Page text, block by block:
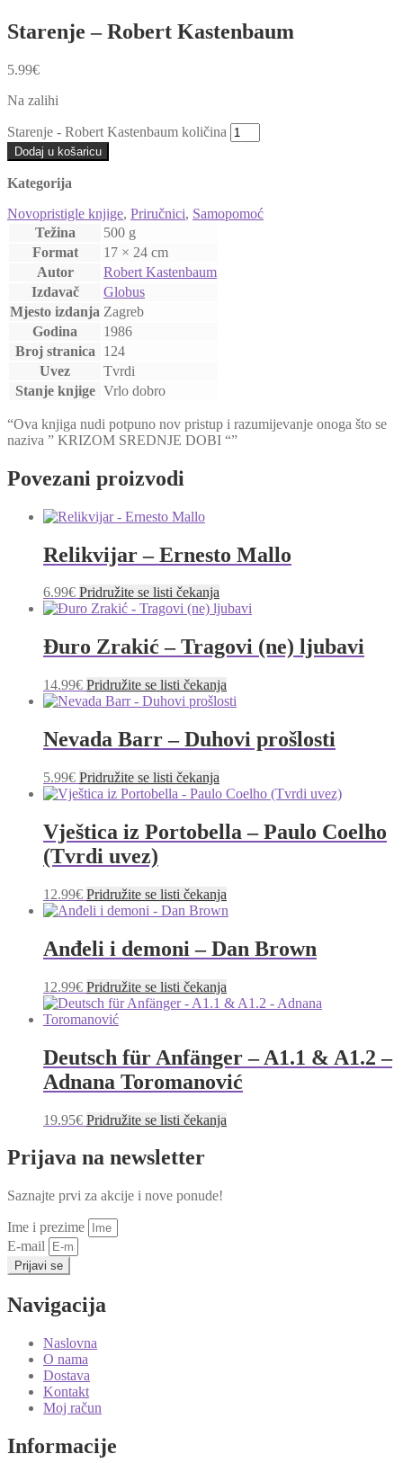
Starenje – Robert Kastenbaum
5.99€
Na zalihi
Starenje - Robert Kastenbaum količina
Dodaj u košaricu
Kategorija
Novopristigle knjige, Priručnici, Samopomoć
Težina
500 g
Format
17 × 24 cm
Autor
Robert Kastenbaum
Izdavač
Globus
Mjesto izdanja Zagreb
Godina
1986
Broj stranica
124
Uvez
Tvrdi
Stanje knjige Vrlo dobro
“Ova knjiga nudi potpuno nov pristup i razumijevanje onoga što se
naziva ” KRIZOM SREDNJE DOBI “”
Povezani proizvodi
Relikvijar – Ernesto Mallo
6.99€ Pridružite se listi čekanja
Đuro Zrakić – Tragovi (ne) ljubavi
14.99€ Pridružite se listi čekanja
Nevada Barr – Duhovi prošlosti
5.99€ Pridružite se listi čekanja
Vještica iz Portobella – Paulo Coelho
(Tvrdi uvez)
12.99€ Pridružite se listi čekanja
Anđeli i demoni – Dan Brown
12.99€ Pridružite se listi čekanja
Deutsch für Anfänger – A1.1 & A1.2 –
Adnana Toromanović
19.95€ Pridružite se listi čekanja
Prijava na newsletter
Saznajte prvi za akcije i nove ponude!
Ime i prezime
E-mail
Prijavi se
Navigacija
Naslovna
O nama
Dostava
Kontakt
Moj račun
Informacije